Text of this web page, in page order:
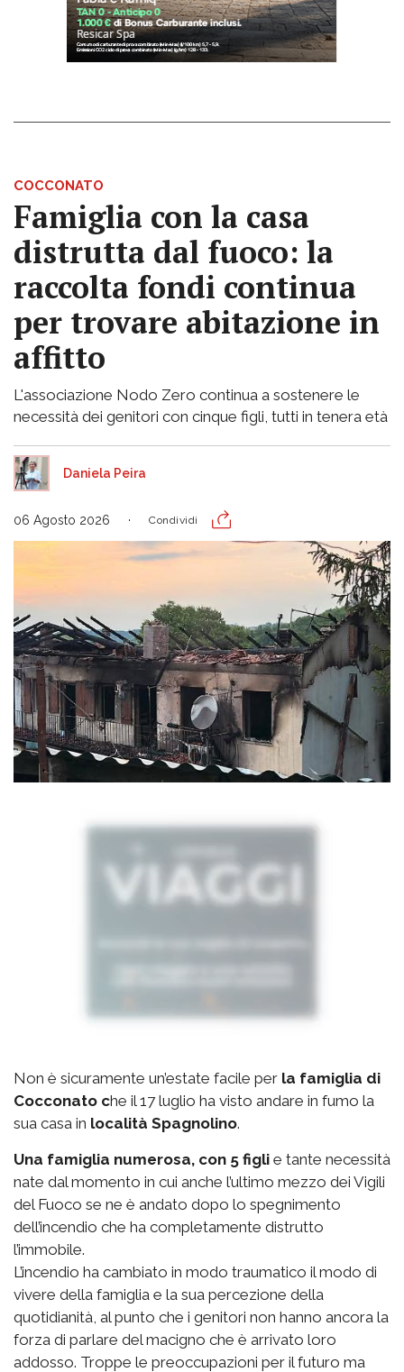
COCCONATO
Famiglia con la casa
distrutta dal fuoco: la
raccolta fondi continua
per trovare abitazione in
affitto
L'associazione Nodo Zero continua a sostenere le
necessità dei genitori con cinque figli, tutti in tenera età
Daniela Peira
06 Agosto 2026 Condividi
Non è sicuramente un’estate facile per la famiglia di
Cocconato che il 17 luglio ha visto andare in fumo la
sua casa in località Spagnolino.
Una famiglia numerosa, con 5 figli e tante necessità
nate dal momento in cui anche l’ultimo mezzo dei Vigili
del Fuoco se ne è andato dopo lo spegnimento
dell’incendio che ha completamente distrutto
l’immobile.
L’incendio ha cambiato in modo traumatico il modo di
vivere della famiglia e la sua percezione della
quotidianità, al punto che i genitori non hanno ancora la
forza di parlare del macigno che è arrivato loro
addosso. Troppe le preoccupazioni per il futuro ma